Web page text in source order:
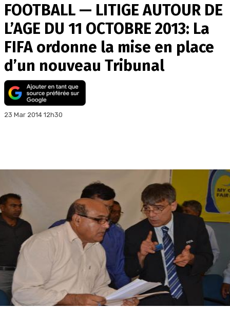
FOOTBALL — LITIGE AUTOUR DE
L’AGE DU 11 OCTOBRE 2013: La
FIFA ordonne la mise en place
d’un nouveau Tribunal
23 Mar 2014 12h30